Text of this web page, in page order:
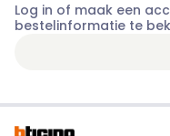
Log in of maak een
bestelinformatie te